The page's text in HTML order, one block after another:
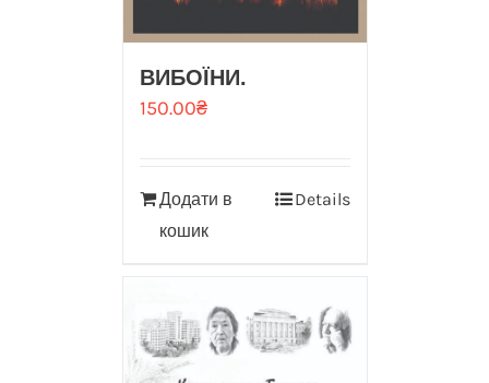
ВИБОЇНИ.
150.00₴
Додати в
кошик
Details